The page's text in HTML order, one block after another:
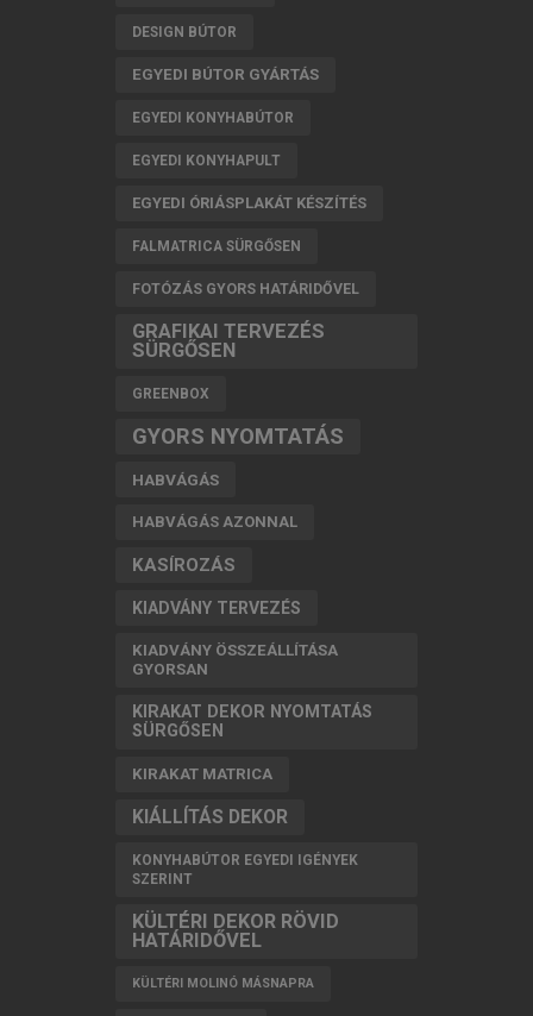
DESIGN BÚTOR
EGYEDI BÚTOR GYÁRTÁS
EGYEDI KONYHABÚTOR
EGYEDI KONYHAPULT
EGYEDI ÓRIÁSPLAKÁT KÉSZÍTÉS
FALMATRICA SÜRGŐSEN
FOTÓZÁS GYORS HATÁRIDŐVEL
GRAFIKAI TERVEZÉS
SÜRGŐSEN
GREENBOX
GYORS NYOMTATÁS
HABVÁGÁS
HABVÁGÁS AZONNAL
KASÍROZÁS
KIADVÁNY TERVEZÉS
KIADVÁNY ÖSSZEÁLLÍTÁSA
GYORSAN
KIRAKAT DEKOR NYOMTATÁS
SÜRGŐSEN
KIRAKAT MATRICA
KIÁLLÍTÁS DEKOR
KONYHABÚTOR EGYEDI IGÉNYEK
SZERINT
KÜLTÉRI DEKOR RÖVID
HATÁRIDŐVEL
KÜLTÉRI MOLINÓ MÁSNAPRA